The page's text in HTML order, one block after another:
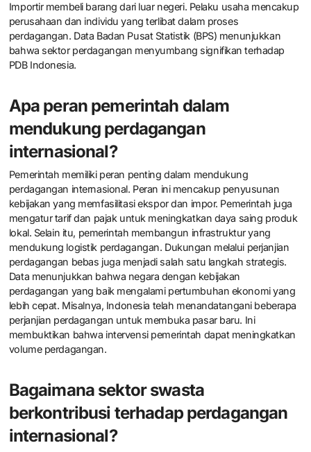
Importir membeli barang dari luar negeri. Pelaku usaha mencakup
perusahaan dan individu yang terlibat dalam proses
perdagangan. Data Badan Pusat Statistik (BPS) menunjukkan
bahwa sektor perdagangan menyumbang signifikan terhadap
PDB Indonesia.
Apa peran pemerintah dalam
mendukung perdagangan
internasional?
Pemerintah memiliki peran penting dalam mendukung
perdagangan internasional. Peran ini mencakup penyusunan
kebijakan yang memfasilitasi ekspor dan impor. Pemerintah juga
mengatur tarif dan pajak untuk meningkatkan daya saing produk
lokal. Selain itu, pemerintah membangun infrastruktur yang
mendukung logistik perdagangan. Dukungan melalui perjanjian
perdagangan bebas juga menjadi salah satu langkah strategis.
Data menunjukkan bahwa negara dengan kebijakan
perdagangan yang baik mengalami pertumbuhan ekonomi yang
lebih cepat. Misalnya, Indonesia telah menandatangani beberapa
perjanjian perdagangan untuk membuka pasar baru. Ini
membuktikan bahwa intervensi pemerintah dapat meningkatkan
volume perdagangan.
Bagaimana sektor swasta
berkontribusi terhadap perdagangan
internasional?